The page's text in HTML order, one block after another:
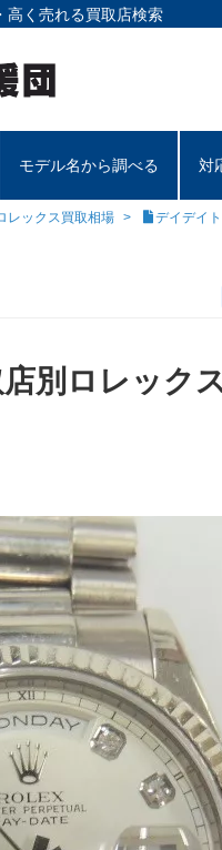
高く売れる買取店検索
モデル名から調べる 対
レックス買取相場 デイデイト
別ロレック